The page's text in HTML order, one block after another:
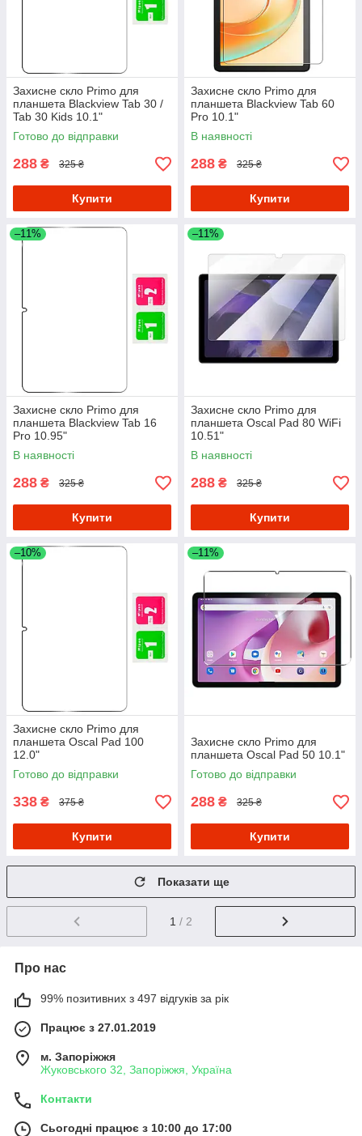
Захисне скло Primo для
планшета Blackview Tab 30 /
Tab 30 Kids 10.1"
Готово до відправки
288 ₴ 325 ₴
Купити
Захисне скло Primo для
планшета Blackview Tab 60
Pro 10.1"
В наявності
288 ₴ 325 ₴
Купити
–11%
Захисне скло Primo для
планшета Blackview Tab 16
Pro 10.95"
В наявності
288 ₴ 325 ₴
Купити
–11%
Захисне скло Primo для
планшета Oscal Pad 80 WiFi
10.51"
В наявності
288 ₴ 325 ₴
Купити
–10%
Захисне скло Primo для
планшета Oscal Pad 100
12.0"
Готово до відправки
338 ₴ 375 ₴
Купити
–11%
Захисне скло Primo для
планшета Oscal Pad 50 10.1"
Готово до відправки
288 ₴ 325 ₴
Купити
Показати ще
1 / 2
Про нас
99% позитивних з 497 відгуків за рік
Працює з 27.01.2019
м. Запоріжжя
Жуковського 32, Запоріжжя, Україна
Контакти
Сьогодні працює з 10:00 до 17:00